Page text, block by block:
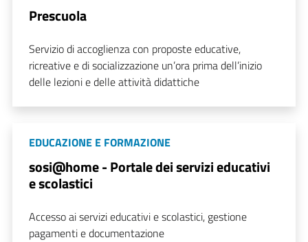
Prescuola
Servizio di accoglienza con proposte educative,
ricreative e di socializzazione un’ora prima dell’inizio
delle lezioni e delle attività didattiche
EDUCAZIONE E FORMAZIONE
sosi@home - Portale dei servizi educativi
e scolastici
Accesso ai servizi educativi e scolastici, gestione
pagamenti e documentazione